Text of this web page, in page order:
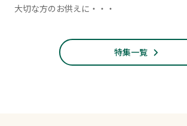
大切な方のお供えに・・・
特集一覧